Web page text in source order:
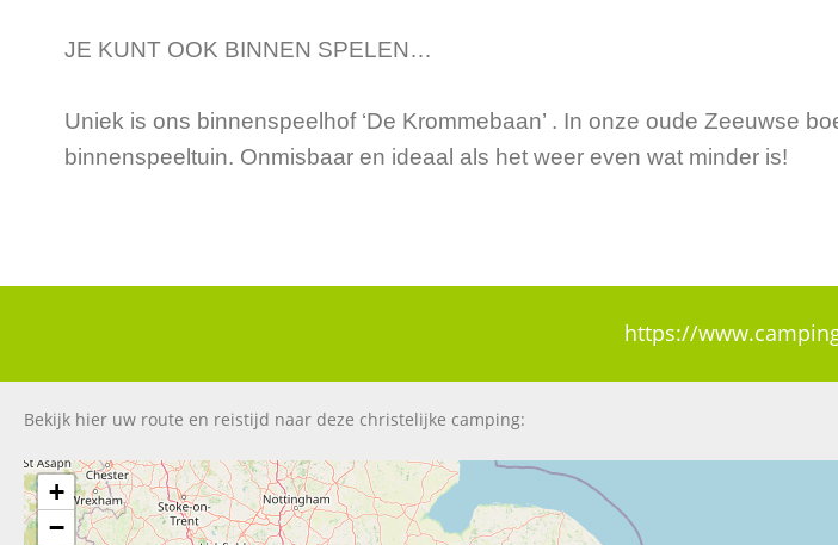
JE KUNT OOK BINNEN SPELEN…
Uniek is ons binnenspeelhof ‘De Krommebaan’ . In onze oude Zeeuwse
binnenspeeltuin. Onmisbaar en ideaal als het weer even wat minder is!
https://
Bekijk hier uw route en reistijd naar deze christelijke camping:
+
−